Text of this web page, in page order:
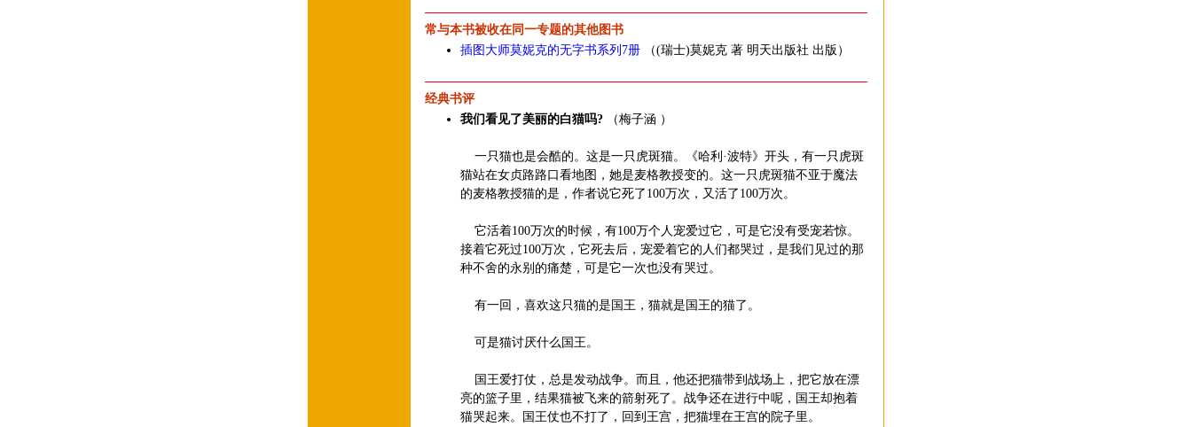
常与本书被收在同一专题的其他图书
插图大师莫妮克的无字书系列7册 （(瑞士)莫妮克 著 明天出版社 出版）
经典书评
我们看见了美丽的白猫吗? （梅子涵 ）
一只猫也是会酷的。这是一只虎斑猫。《哈利·波特》开头，有一只虎斑
猫站在女贞路路口看地图，她是麦格教授变的。这一只虎斑猫不亚于魔法
的麦格教授猫的是，作者说它死了100万次，又活了100万次。
它活着100万次的时候，有100万个人宠爱过它，可是它没有受宠若惊。
接着它死过100万次，它死去后，宠爱着它的人们都哭过，是我们见过的那
种不舍的永别的痛楚，可是它一次也没有哭过。
有一回，喜欢这只猫的是国王，猫就是国王的猫了。
可是猫讨厌什么国王。
国王爱打仗，总是发动战争。而且，他还把猫带到战场上，把它放在漂
亮的篮子里，结果猫被飞来的箭射死了。战争还在进行中呢，国王却抱着
猫哭起来。国王仗也不打了，回到王宫，把猫埋在王宫的院子里。